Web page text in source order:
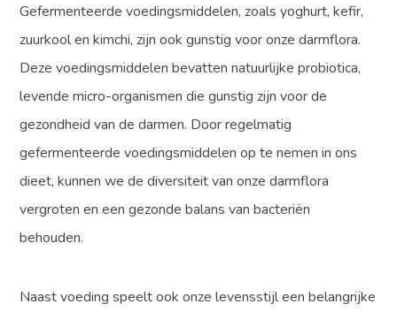
Gefermenteerde voedingsmiddelen, zoals yoghurt, kefir,
zuurkool en kimchi, zijn ook gunstig voor onze darmflora.
Deze voedingsmiddelen bevatten natuurlijke probiotica,
levende micro-organismen die gunstig zijn voor de
gezondheid van de darmen. Door regelmatig
gefermenteerde voedingsmiddelen op te nemen in ons
dieet, kunnen we de diversiteit van onze darmflora
vergroten en een gezonde balans van bacteriën
behouden.
Naast voeding speelt ook onze levensstijl een belangrijke